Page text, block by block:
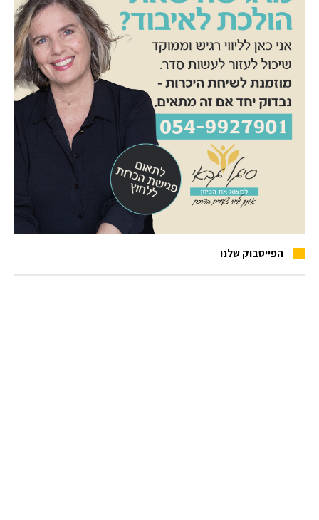
הפייסבוק שלנו